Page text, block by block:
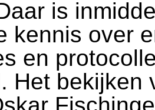
is
kennis over
en
Het bekijken